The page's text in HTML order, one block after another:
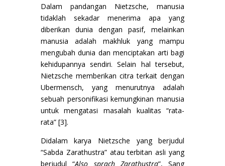
Dalam pandangan Nietzsche, manusia
tidaklah sekadar menerima apa yang
diberikan dunia dengan pasif, melainkan
manusia adalah makhluk yang mampu
mengubah dunia dan menciptakan arti bagi
kehidupannya sendiri. Selain hal tersebut,
Nietzsche memberikan citra terkait dengan
Ubermensch, yang menurutnya adalah
sebuah personifikasi kemungkinan manusia
untuk mengatasi masalah kualitas “rata-
rata” [3].
Didalam karya Nietzsche yang berjudul
“Sabda Zarathustra” atau terbitan asli yang
berjudul “Also sprach Zarathustra”, Sang